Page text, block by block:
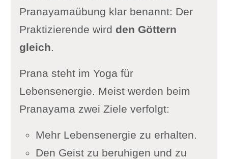
Pranayamaübung klar benannt: Der
Praktizierende wird den Göttern
gleich.
Prana steht im Yoga für
Lebensenergie. Meist werden beim
Pranayama zwei Ziele verfolgt:
Mehr Lebensenergie zu erhalten.
Den Geist zu beruhigen und zu